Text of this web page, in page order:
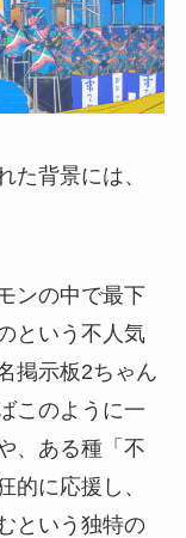
た背景には、
ンの中で最下
という不人気
掲示板2ちゃん
このように一
、ある種「不
的に応援し、
という独特の